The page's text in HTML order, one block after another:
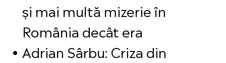
și mai multă mizerie în
România decât era
Adrian Sârbu: Criza din